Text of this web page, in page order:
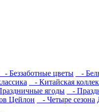
- Беззаботные цветы -
- Китайская
ягоды -
Цейлон - Четыре сезона